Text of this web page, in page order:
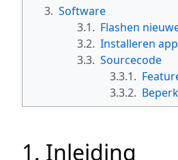
3. Software
3.1. Flashen
3.2. Installeren
3.3. Sourcecode
3.3.1.
3.3.2.
1. Inleiding